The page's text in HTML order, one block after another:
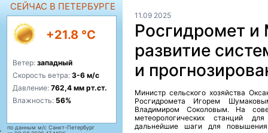
СЕЙЧАС В ПЕТЕРБУРГЕ
+21.8 °C
Ветер: западный
Скорость ветра: 3-6 м/с
Давление: 762,4 мм рт.ст.
Влажность: 56%
по данным м/с Санкт-Петербург
11.09 2025
Росгидромет и
развитие
и
Министр сельского хозяйства
Росгидромета Игорем
Владимиром Соколовым. На
метеорологических станций
дальнейшие шаги для повышения